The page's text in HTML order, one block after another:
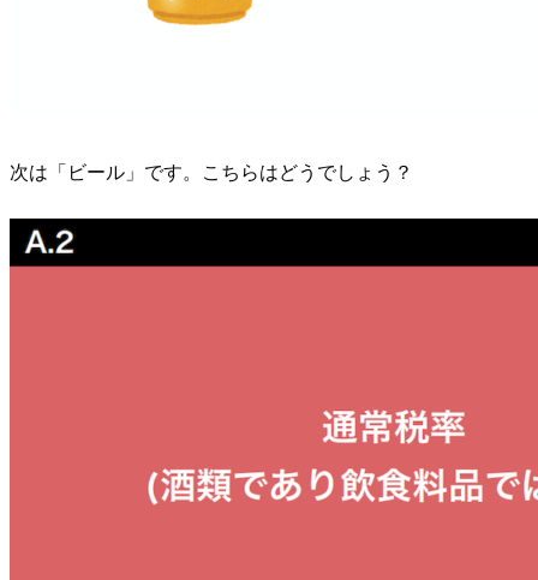
次は「ビール」です。こちらはどうでしょう？